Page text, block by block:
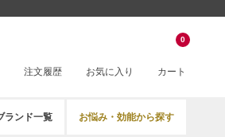
注文履歴 お気に入り カート
0
ランド一覧 お悩み・効能から探す